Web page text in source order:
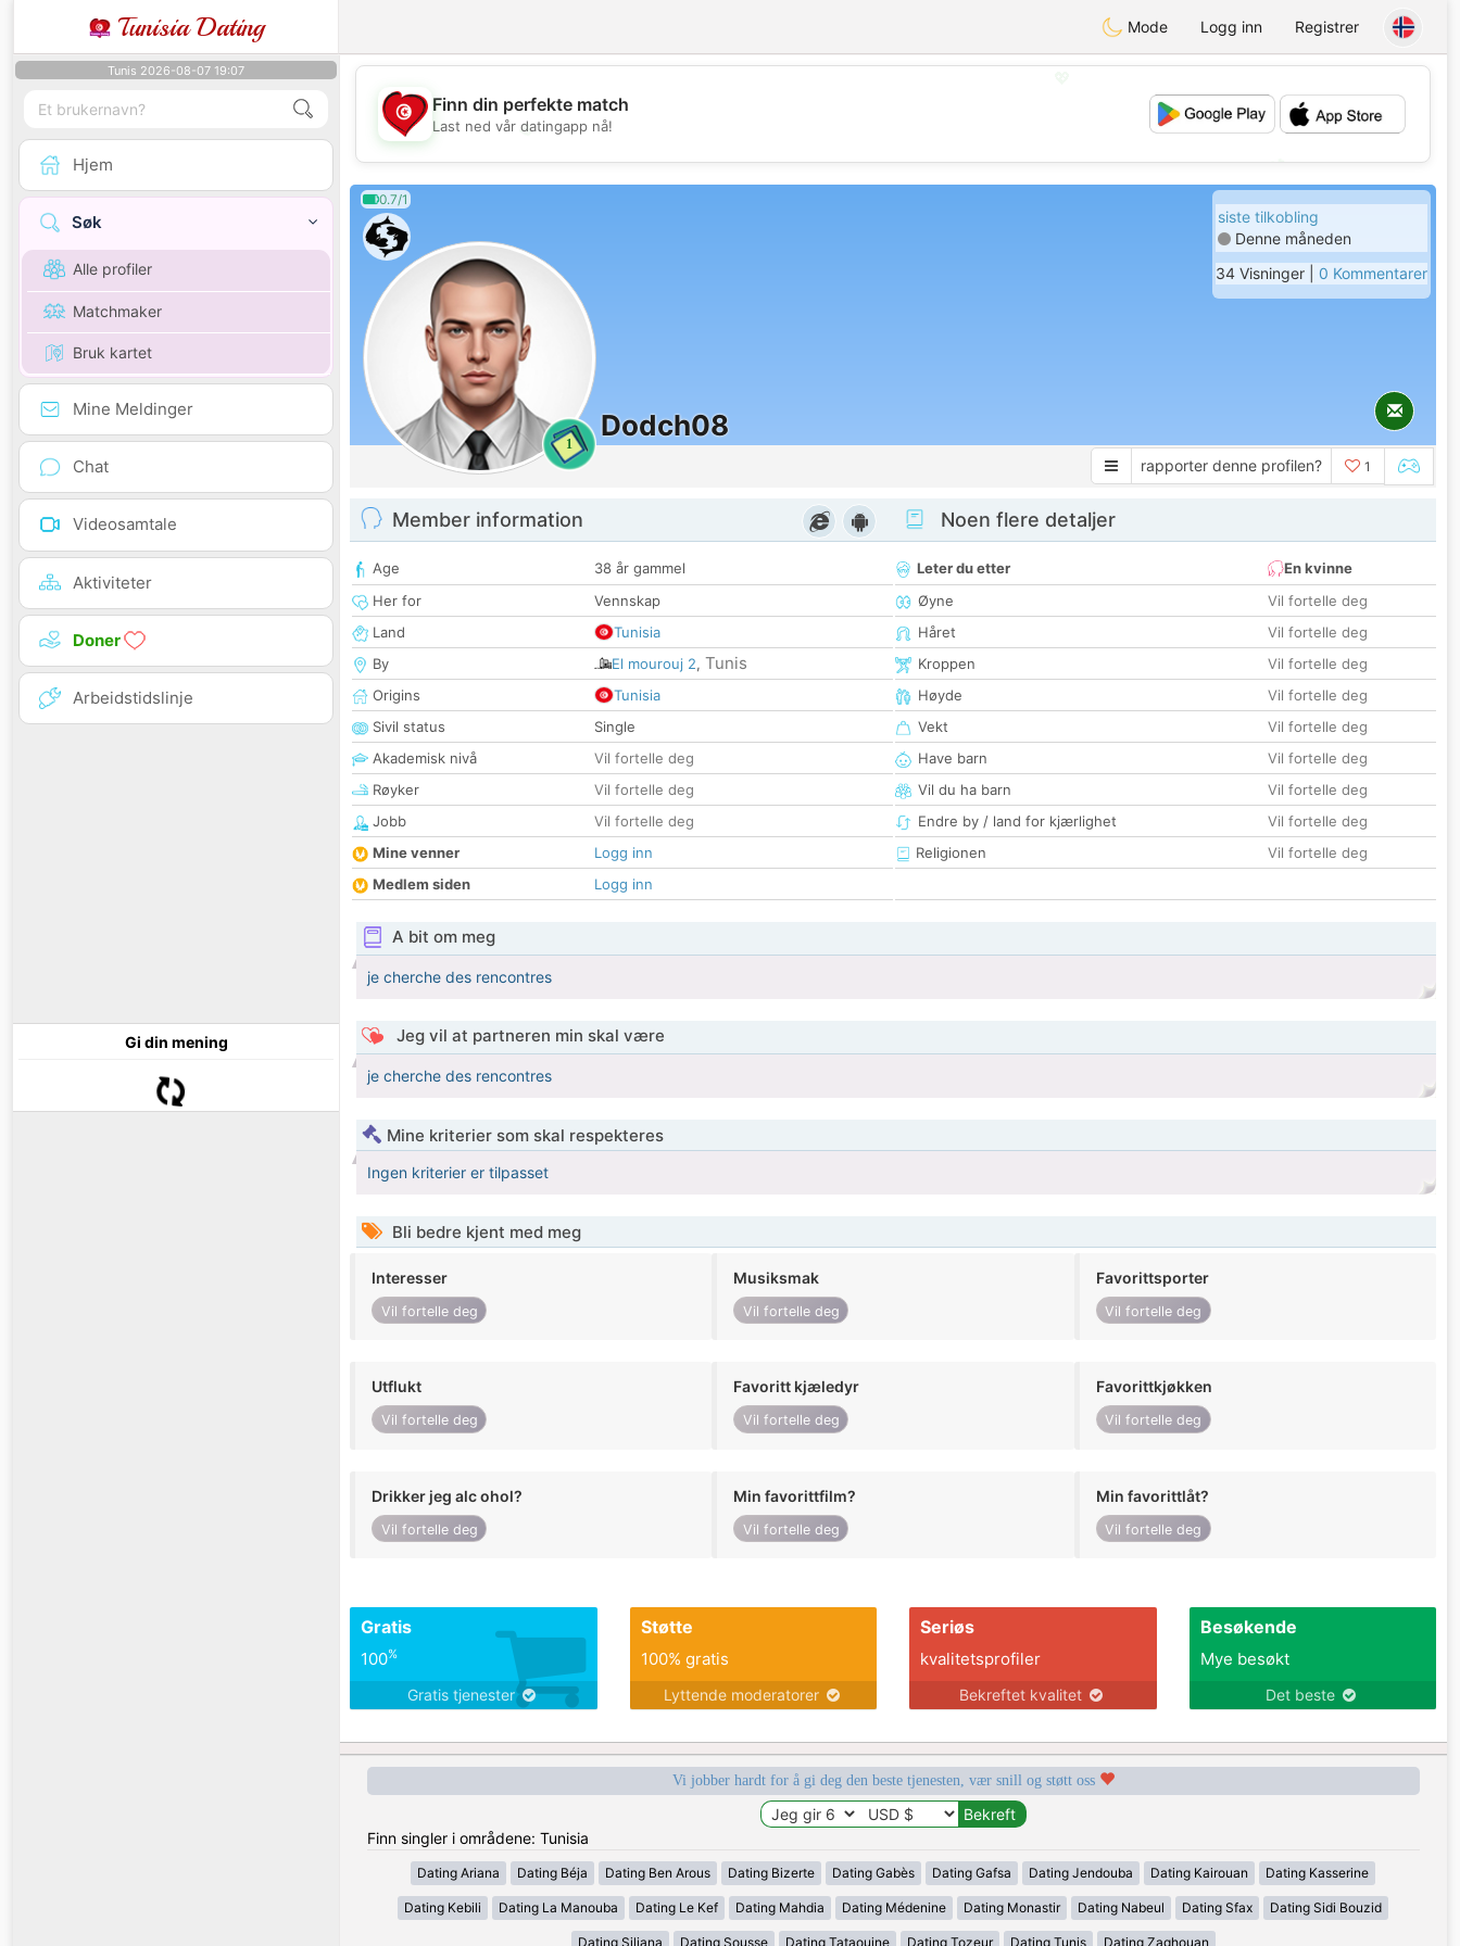
Tunisia Dating Mode Logg inn Registrer
Tunis 2026-08-07 19:07
Hjem
Søk
Alle profiler
Matchmaker
Bruk kartet
Mine Meldinger
Chat
Videosamtale
Aktiviteter
Doner
Arbeidstidslinje
Gi din mening
💖
💕
Finn din perfekte match
Last ned vår datingapp nå!
0.7/1
1
Dodch08
siste tilkobling
Denne måneden
34 Visninger | 0 Kommentarer
rapporter denne profilen? 1
Member information
Age
38 år gammel
Her for
Vennskap
Land
Tunisia
By
El mourouj 2, Tunis
Origins
Tunisia
Sivil status
Single
Akademisk nivå
Vil fortelle deg
Røyker
Vil fortelle deg
Jobb
Vil fortelle deg
Mine venner
Logg inn
Medlem siden
Logg inn
Noen flere detaljer
Leter du etter
En kvinne
Øyne
Vil fortelle deg
Håret
Vil fortelle deg
Kroppen
Vil fortelle deg
Høyde
Vil fortelle deg
Vekt
Vil fortelle deg
Have barn
Vil fortelle deg
Vil du ha barn
Vil fortelle deg
Endre by / land for kjærlighet
Vil fortelle deg
Religionen
Vil fortelle deg
A bit om meg
je cherche des rencontres
Jeg vil at partneren min skal være
je cherche des rencontres
Mine kriterier som skal respekteres
Ingen kriterier er tilpasset
Bli bedre kjent med meg
Interesser
Vil fortelle deg
Musiksmak
Vil fortelle deg
Favorittsporter
Vil fortelle deg
Utflukt
Vil fortelle deg
Favoritt kjæledyr
Vil fortelle deg
Favorittkjøkken
Vil fortelle deg
Drikker jeg alc ohol?
Vil fortelle deg
Min favorittfilm?
Vil fortelle deg
Min favorittlåt?
Vil fortelle deg
Gratis
100%
Gratis tjenester
Støtte
100% gratis
Lyttende moderatorer
Seriøs
kvalitetsprofiler
Bekreftet kvalitet
Besøkende
Mye besøkt
Det beste
Vi jobber hardt for å gi deg den beste tjenesten, vær snill og støtt oss
Finn singler i områdene: Tunisia
Dating Ariana Dating Béja Dating Ben Arous Dating Bizerte Dating Gabès Dating Gafsa Dating Jendouba Dating Kairouan Dating Kasserine
Dating Kebili Dating La Manouba Dating Le Kef Dating Mahdia Dating Médenine Dating Monastir Dating Nabeul Dating Sfax Dating Sidi Bouzid
Dating Siliana Dating Sousse Dating Tataouine Dating Tozeur Dating Tunis Dating Zaghouan